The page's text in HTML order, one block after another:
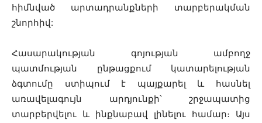
հիմնված արտադրանքների տարբերակման
շնորհիվ:
Հասարակության գոյության ամբողջ
պատմության ընթացքում կատարելության
ձգտումը ստիպում է պայքարել և հասնել
առավելագույն արդյունքի՝ շրջապատից
տարբերվելու և ինքնաբավ լինելու համար։ Այս